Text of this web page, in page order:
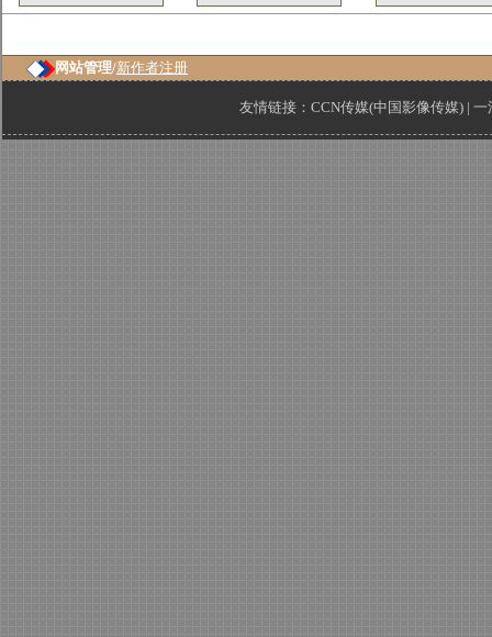
网站管理/新作者注册
友情链接： CCN传媒(中国影像传媒) | 一